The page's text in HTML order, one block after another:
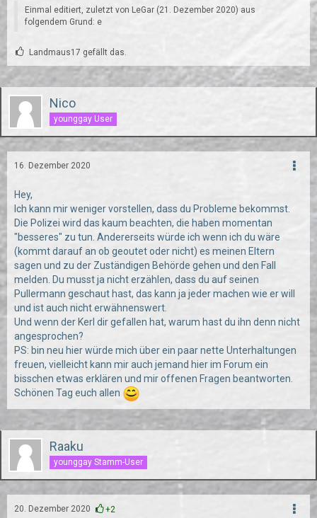
Einmal editiert, zuletzt von LeGar (21. Dezember 2020) aus
folgendem Grund: e
Landmaus17 gefällt das.
Nico
younggay User
16. Dezember 2020
Hey,
Ich kann mir weniger vorstellen, dass du Probleme bekommst.
Die Polizei wird das kaum beachten, die haben momentan
"besseres" zu tun. Andererseits würde ich wenn ich du wäre
(kommt darauf an ob geoutet oder nicht) es meinen Eltern
sagen und zu der Zuständigen Behörde gehen und den Fall
melden. Du musst ja nicht erzählen, dass du auf seinen
Pullermann geschaut hast, das kann ja jeder machen wie er will
und ist auch nicht erwähnenswert.
Und wenn der Kerl dir gefallen hat, warum hast du ihn denn nicht
angesprochen?
PS: bin neu hier würde mich über ein paar nette Unterhaltungen
freuen, vielleicht kann mir auch jemand hier im Forum ein
bisschen etwas erklären und mir offenen Fragen beantworten.
Schönen Tag euch allen
Raaku
younggay Stamm-User
20. Dezember 2020 +2